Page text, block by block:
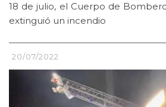
18 de julio, el Cuerpo de
extinguió un incendio
20/07/2022